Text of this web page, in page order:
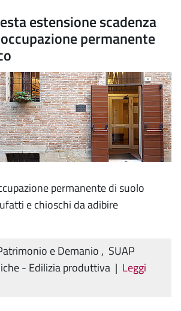
estensione scadenza
permanente
permanente di suolo
e chioschi da adibire
e Demanio , SUAP
- Edilizia produttiva | Leggi